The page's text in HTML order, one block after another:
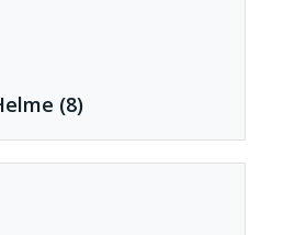
(8)